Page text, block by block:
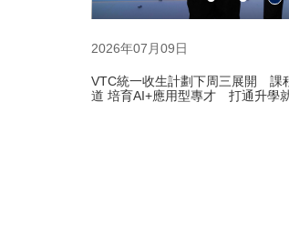
2026年07月09日
VTC統一收生計劃下周三展開 課
道 培育AI+應用型專才 打通升學